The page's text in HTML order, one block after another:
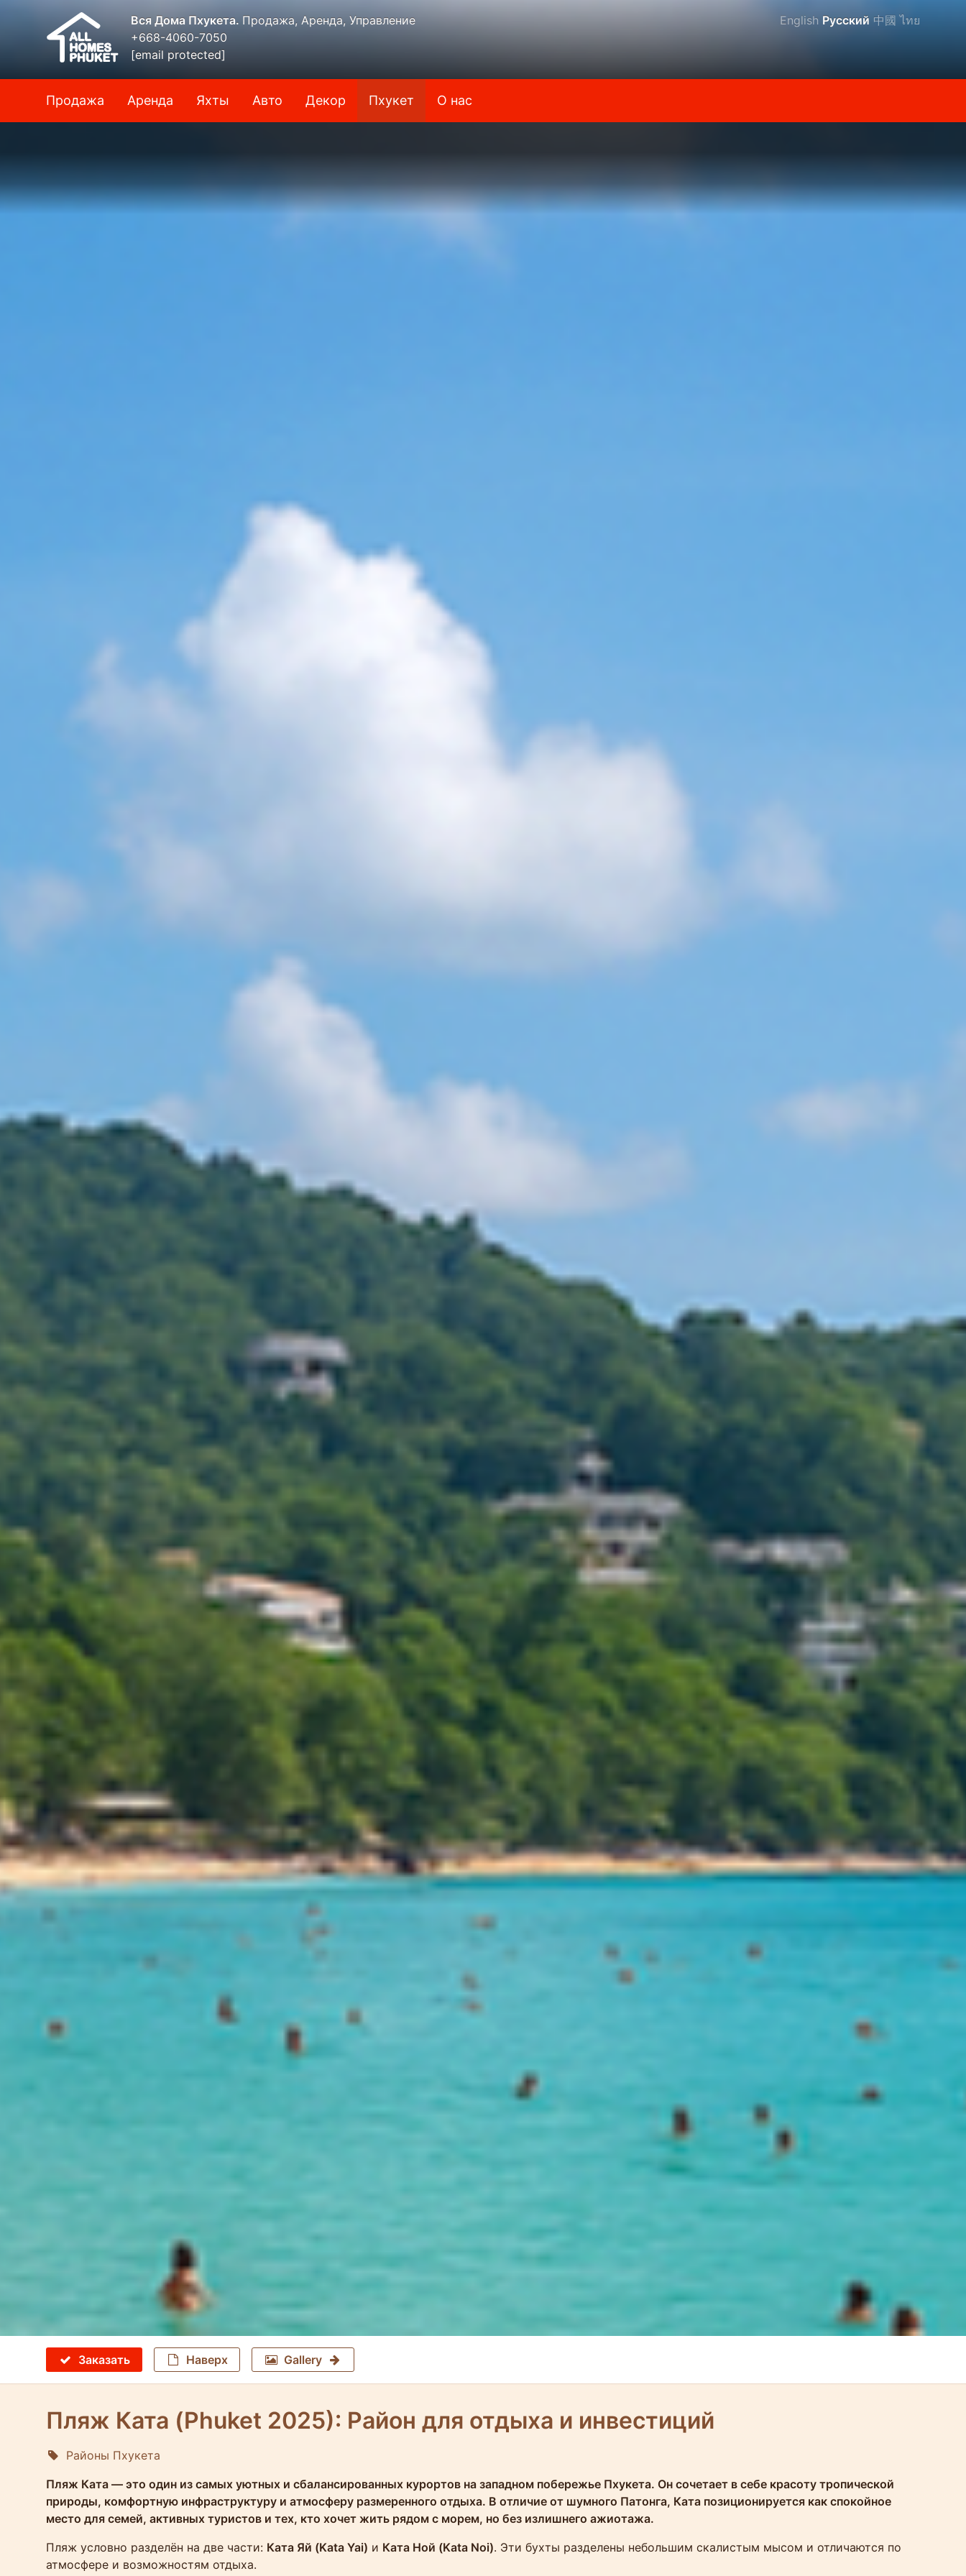
Вся Дома Пхукета. Продажа, Аренда, Управление
+668-4060-7050
[email protected]
English Русский 中國 ไทย
Продажа Аренда Яхты Авто Декор Пхукет О нас
Заказать Наверх Gallery
Пляж Ката (Phuket 2025): Район для отдыха и инвестиций
Районы Пхукета
Пляж Ката — это один из самых уютных и сбалансированных курортов на западном побережье Пхукета. Он сочетает в себе красоту тропической
природы, комфортную инфраструктуру и атмосферу размеренного отдыха. В отличие от шумного Патонга, Ката позиционируется как спокойное
место для семей, активных туристов и тех, кто хочет жить рядом с морем, но без излишнего ажиотажа.
Пляж условно разделён на две части: Ката Яй (Kata Yai) и Ката Ной (Kata Noi). Эти бухты разделены небольшим скалистым мысом и отличаются по
атмосфере и возможностям отдыха.